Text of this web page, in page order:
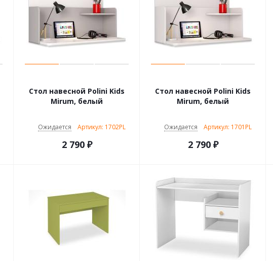
Стол навесной Polini Kids
Mirum, белый
Ожидается Артикул: 1702PL
2 790₽
Стол навесной Polini Kids
Mirum, белый
Ожидается Артикул: 1701PL
2 790₽